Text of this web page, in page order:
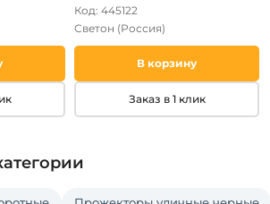
Код: 445122
Светон (Россия)
В корзину
Заказ в 1 клик